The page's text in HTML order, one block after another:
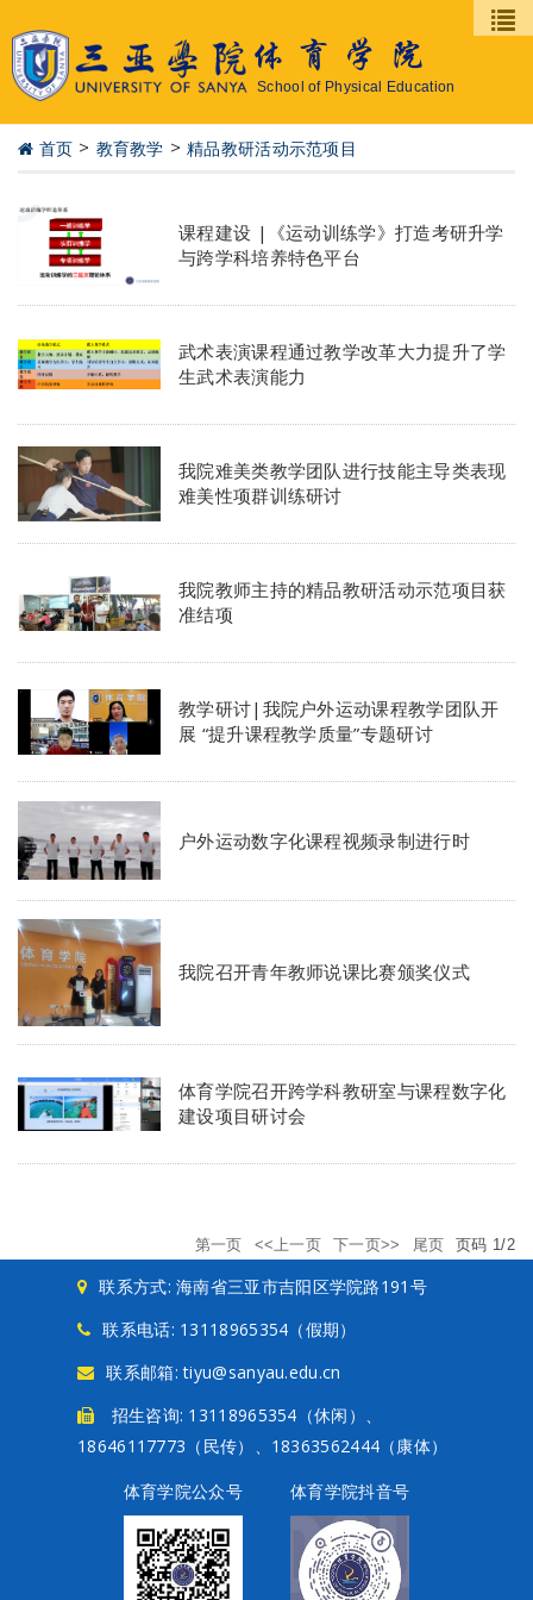
体育学院
School of Physical Education
首页 > 教育教学 > 精品教研活动示范项目
课程建设 |《运动训练学》打造考研升学
与跨学科培养特色平台
武术表演课程通过教学改革大力提升了学
生武术表演能力
我院难美类教学团队进行技能主导类表现
难美性项群训练研讨
我院教师主持的精品教研活动示范项目获
准结项
教学研讨|我院户外运动课程教学团队开
展 “提升课程教学质量”专题研讨
户外运动数字化课程视频录制进行时
我院召开青年教师说课比赛颁奖仪式
体育学院召开跨学科教研室与课程数字化
建设项目研讨会
第一页 <<上一页 下一页>> 尾页 页码 1/2
联系方式: 海南省三亚市吉阳区学院路191号
联系电话: 13118965354（假期）
联系邮箱: tiyu@sanyau.edu.cn
招生咨询: 13118965354（休闲）、
18646117773（民传）、18363562444（康体）
体育学院公众号
体育学院抖音号